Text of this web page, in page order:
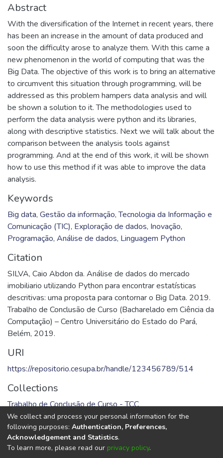
Abstract
With the diversification of the Internet in recent years, there
has been an increase in the amount of data produced and
soon the difficulty arose to analyze them. With this came a
new phenomenon in the world of computing that was the
Big Data. The objective of this work is to bring an alternative
to circumvent this situation through programming, will be
addressed as this problem hampers data analysis and will
be shown a solution to it. The methodologies used to
perform the data analysis were python and its libraries,
along with descriptive statistics. Next we will talk about the
comparison between the analysis tools against
programming. And at the end of this work, it will be shown
how to use this method if it was able to improve the data
analysis.
Keywords
Big data, Gestão da informação,Tecnologia da Informação e
Comunicação (TIC), Exploração de dados, Inovação,
Programação, Análise de dados, Linguagem Python
Citation
SILVA, Caio Abdon da. Análise de dados do mercado
imobiliario utilizando Python para encontrar estatísticas
descritivas: uma proposta para contornar o Big Data. 2019.
Trabalho de Conclusão de Curso (Bacharelado em Ciência da
Computação) – Centro Universitário do Estado do Pará,
Belém, 2019.
URI
https://repositorio.cesupa.br/handle/123456789/514
Collections
Trabalho de Conclusão de Curso - TCC
Full item page
DSpace softwarecopyright © 2002-2026
We collect and process your personal information for the
following purposes: Authentication, Preferences,
Acknowledgement and Statistics.
To learn more, please read our privacy policy.